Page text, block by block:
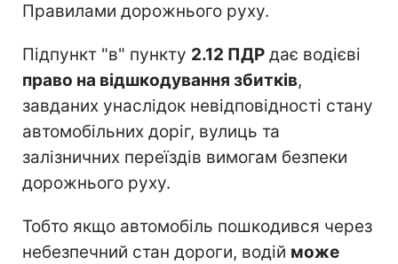
Правилами дорожнього руху.
Підпункт "в" пункту 2.12 ПДР дає водієві
право на відшкодування збитків,
завданих унаслідок невідповідності стану
автомобільних доріг, вулиць та
залізничних переїздів вимогам безпеки
дорожнього руху.
Тобто якщо автомобіль пошкодився через
небезпечний стан дороги, водій може